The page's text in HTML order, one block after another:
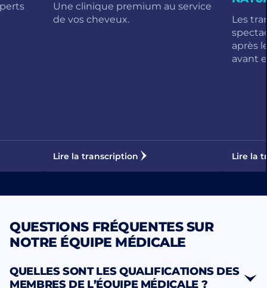
Une clinique premium au service
de vos cheveux.
Lire la transcription
Les
après
avant
Lire la
QUESTIONS FRÉQUENTES SUR
NOTRE ÉQUIPE MÉDICALE
QUELLES SONT LES QUALIFICATIONS DES
MEMBRES DE L’ÉQUIPE MÉDICALE ?